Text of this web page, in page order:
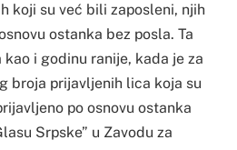
koji su već bili zaposleni, njih
ostanka bez posla. Ta
i godinu ranije, kada je za
broja prijavljenih lica koja su
po osnovu ostanka
Srpske” u Zavodu za